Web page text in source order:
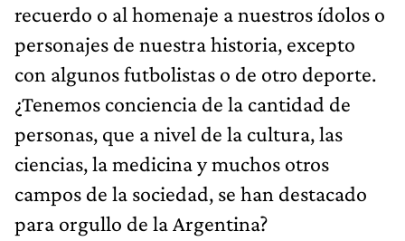
recuerdo o al homenaje a nuestros ídolos o
personajes de nuestra historia, excepto
con algunos futbolistas o de otro deporte.
¿Tenemos conciencia de la cantidad de
personas, que a nivel de la cultura, las
ciencias, la medicina y muchos otros
campos de la sociedad, se han destacado
para orgullo de la Argentina?